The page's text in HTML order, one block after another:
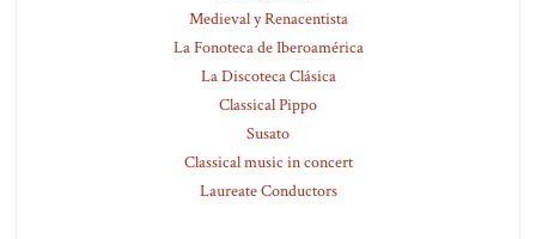
Medieval y Renacentista
La Fonoteca de Iberoamérica
La Discoteca Clásica
Classical Pippo
Susato
Classical music in concert
Laureate Conductors